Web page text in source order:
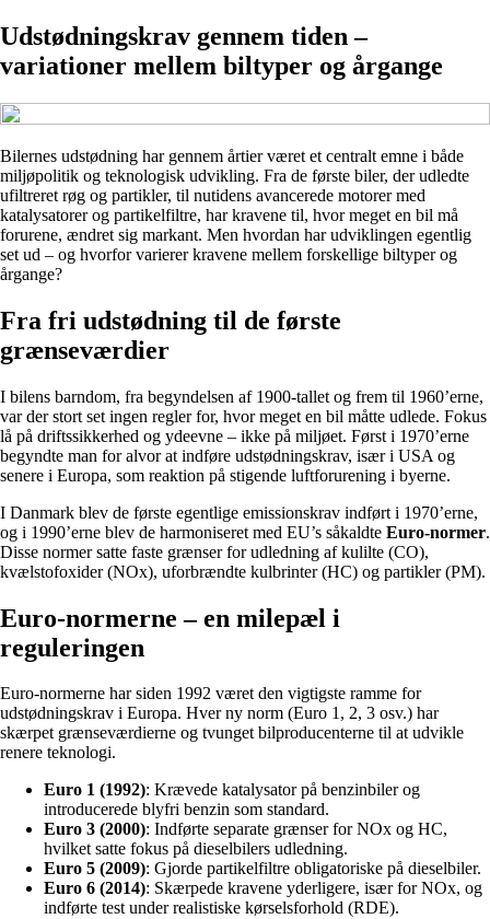
Udstødningskrav gennem tiden –
variationer mellem biltyper og årgange
Bilernes udstødning har gennem årtier været et centralt emne i både
miljøpolitik og teknologisk udvikling. Fra de første biler, der udledte
ufiltreret røg og partikler, til nutidens avancerede motorer med
katalysatorer og partikelfiltre, har kravene til, hvor meget en bil må
forurene, ændret sig markant. Men hvordan har udviklingen egentlig
set ud – og hvorfor varierer kravene mellem forskellige biltyper og
årgange?
Fra fri udstødning til de første
grænseværdier
I bilens barndom, fra begyndelsen af 1900-tallet og frem til 1960’erne,
var der stort set ingen regler for, hvor meget en bil måtte udlede. Fokus
lå på driftssikkerhed og ydeevne – ikke på miljøet. Først i 1970’erne
begyndte man for alvor at indføre udstødningskrav, især i USA og
senere i Europa, som reaktion på stigende luftforurening i byerne.
I Danmark blev de første egentlige emissionskrav indført i 1970’erne,
og i 1990’erne blev de harmoniseret med EU’s såkaldte Euro-normer.
Disse normer satte faste grænser for udledning af kulilte (CO),
kvælstofoxider (NOx), uforbrændte kulbrinter (HC) og partikler (PM).
Euro-normerne – en milepæl i
reguleringen
Euro-normerne har siden 1992 været den vigtigste ramme for
udstødningskrav i Europa. Hver ny norm (Euro 1, 2, 3 osv.) har
skærpet grænseværdierne og tvunget bilproducenterne til at udvikle
renere teknologi.
Euro 1 (1992): Krævede katalysator på benzinbiler og
introducerede blyfri benzin som standard.
Euro 3 (2000): Indførte separate grænser for NOx og HC,
hvilket satte fokus på dieselbilers udledning.
Euro 5 (2009): Gjorde partikelfiltre obligatoriske på dieselbiler.
Euro 6 (2014): Skærpede kravene yderligere, især for NOx, og
indførte test under realistiske kørselsforhold (RDE).